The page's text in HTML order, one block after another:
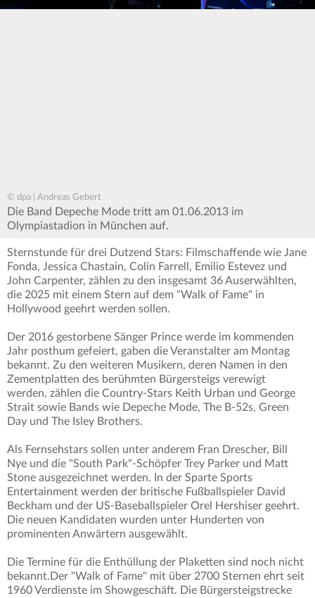
© dpa | Andreas Gebert
Die Band Depeche Mode tritt am 01.06.2013 im
Olympiastadion in München auf.
Sternstunde für drei Dutzend Stars: Filmschaffende wie Jane
Fonda, Jessica Chastain, Colin Farrell, Emilio Estevez und
John Carpenter, zählen zu den insgesamt 36 Auserwählten,
die 2025 mit einem Stern auf dem "Walk of Fame" in
Hollywood geehrt werden sollen.
Der 2016 gestorbene Sänger Prince werde im kommenden
Jahr posthum gefeiert, gaben die Veranstalter am Montag
bekannt. Zu den weiteren Musikern, deren Namen in den
Zementplatten des berühmten Bürgersteigs verewigt
werden, zählen die Country-Stars Keith Urban und George
Strait sowie Bands wie Depeche Mode, The B-52s, Green
Day und The Isley Brothers.
Als Fernsehstars sollen unter anderem Fran Drescher, Bill
Nye und die "South Park"-Schöpfer Trey Parker und Matt
Stone ausgezeichnet werden. In der Sparte Sports
Entertainment werden der britische Fußballspieler David
Beckham und der US-Baseballspieler Orel Hershiser geehrt.
Die neuen Kandidaten wurden unter Hunderten von
prominenten Anwärtern ausgewählt.
Die Termine für die Enthüllung der Plaketten sind noch nicht
bekannt.Der "Walk of Fame" mit über 2700 Sternen ehrt seit
1960 Verdienste im Showgeschäft. Die Bürgersteigstrecke